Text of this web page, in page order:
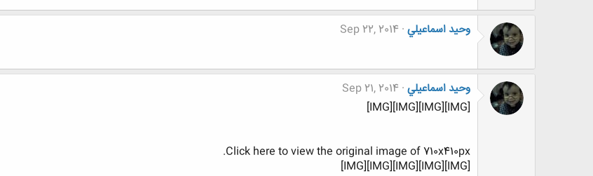
وحيد اسماعيلي Sep 22, 2014
وحيد اسماعيلي Sep 21, 2014
[IMG][IMG][IMG][IMG]
Click here to view the original image of 710x410px.
[IMG][IMG][IMG][IMG][IMG]